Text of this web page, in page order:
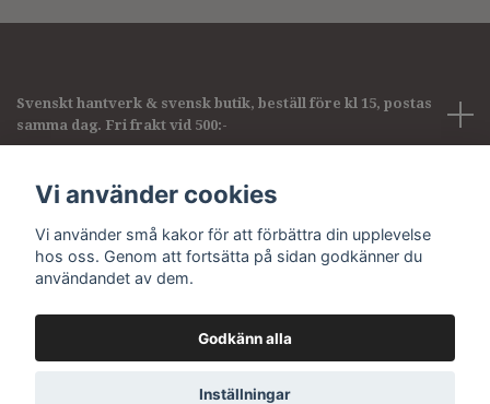
Svenskt hantverk & svensk butik, beställ före kl 15, postas
samma dag. Fri frakt vid 500:-
Företagsinformation
Sociala medier
© 2026 Pirum pearls & gems
Vi använder cookies
Vi använder små kakor för att förbättra din upplevelse
hos oss. Genom att fortsätta på sidan godkänner du
användandet av dem.
Godkänn alla
Inställningar